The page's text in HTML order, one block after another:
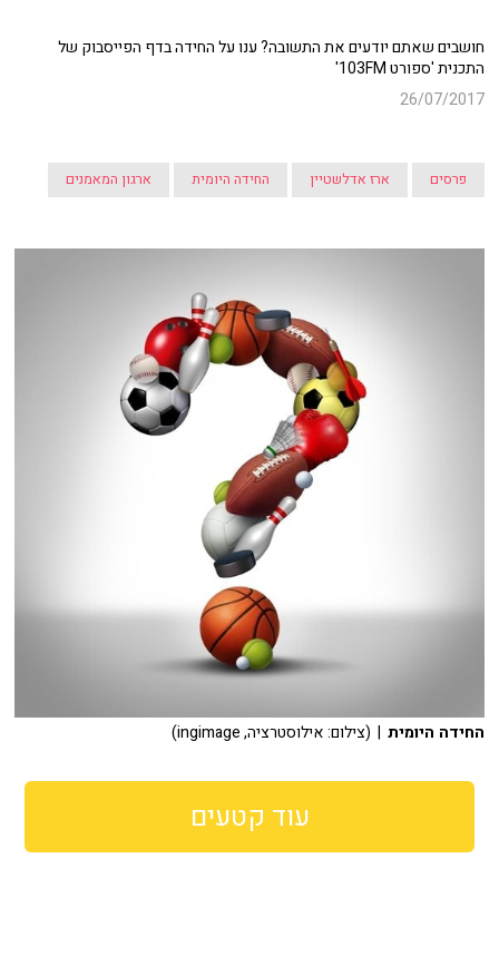
חושבים שאתם יודעים את התשובה? ענו על החידה בדף הפייסבוק של
התכנית 'ספורט 103FM'
26/07/2017
פרסים ארז אדלשטיין החידה היומית ארגון המאמנים
החידה היומית | (צילום: אילוסטרציה, ingimage)
עוד קטעים